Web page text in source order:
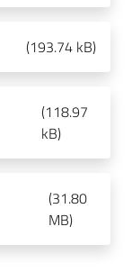
(193.74 kB)
(118.97
kB)
(31.80
MB)